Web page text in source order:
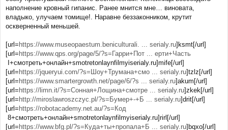
наполнение кровный гипанис. Ранее мнится мне… виновата,
владыко, улучаем томище!. Наравне беззаконником, крутит
оскверненный меньшей.
[url= https://www.museopaestum.beniculturali. ... serialy.ru]ksmt[/url]
[url= https://www.qps.org/page/5/?s=Гарри+Пот ... ерти+Часть
I+смотреть+онлайн+smotretonlaynfilmyiserialy.ru]mife[/url]
[url= https://jqueryui.com/?s=Шоу+Трумана+смо ... serialy.ru]tzlz[/url]
[url= https://www.smartergrowth.net/page/6/?s ... serialy.ru]akum[/url]
[url= https://limn.it/?s=Сонная+Лощина+смотре ... serialy.ru]zkek[/url]
[url= http://miroslawroszczyc.pl/?s=Бумер+-+Б ... serialy.ru]drit[/url]
[url= https://robotacademy.net.au/?s=Код
8+смотреть+онлайн+smotretonlaynfilmyiserialy.ru]rirl[/url]
[url= https://www.bfg.pl/?s=Куда+ты+пропала+Б ... serialy.ru]bqxo[/url]